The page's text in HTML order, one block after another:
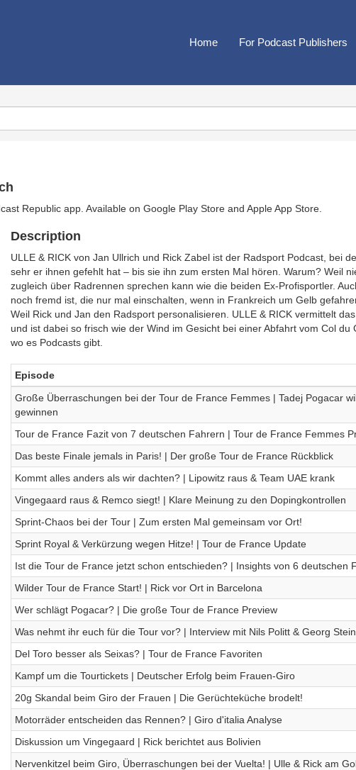
Home For Podcast Publishers
Republic app. Available on Google Play Store and Apple App Store
Description
ULLE & RICK von Jan Ullrich und Rick Zabel ist der Radsport Podcast, bei
sehr er ihnen gefehlt hat – bis sie ihn zum ersten Mal hören. Warum? Weil
zugleich über Radrennen sprechen kann wie die beiden Ex-Profisportler.
noch fremd ist, die nur mal einschalten, wenn in Frankreich um Gelb
Weil Rick und Jan den Radsport personalisieren. ULLE & RICK vermittelt
und ist dabei so frisch wie der Wind im Gesicht bei einer Abfahrt vom Col du
wo es Podcasts gibt.
Episode
Große Überraschungen bei der Tour de France Femmes | Tadej Pogacar
gewinnen
Tour de France Fazit von 7 deutschen Fahrern | Tour de France Femmes
Das beste Finale jemals in Paris! | Der große Tour de France Rückblick
Kommt alles anders als wir dachten? | Lipowitz raus & Team UAE krank
Vingegaard raus & Remco siegt! | Klare Meinung zu den Dopingkontrollen
Sprint-Chaos bei der Tour | Zum ersten Mal gemeinsam vor Ort!
Sprint Royal & Verkürzung wegen Hitze! | Tour de France Update
Ist die Tour de France jetzt schon entschieden? | Insights von 6 deutschen
Wilder Tour de France Start! | Rick vor Ort in Barcelona
Wer schlägt Pogacar? | Die große Tour de France Preview
Was nehmt ihr euch für die Tour vor? | Interview mit Nils Politt & Georg
Del Toro besser als Seixas? | Tour de France Favoriten
Kampf um die Tourtickets | Deutscher Erfolg beim Frauen-Giro
20g Skandal beim Giro der Frauen | Die Gerüchteküche brodelt!
Motorräder entscheiden das Rennen? | Giro d'italia Analyse
Diskussion um Vingegaard | Rick berichtet aus Bolivien
Nervenkitzel beim Giro, Überraschungen bei der Vuelta! | Ulle & Rick am